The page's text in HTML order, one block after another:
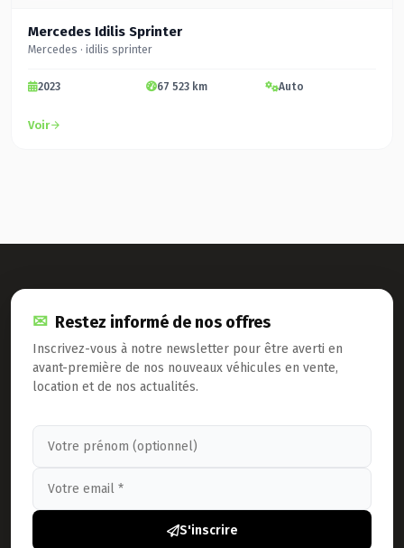
Mercedes Idilis Sprinter
Mercedes · idilis sprinter
2023 67 523 km Auto
Voir
Restez informé de nos offres
Inscrivez-vous à notre newsletter pour être averti en
avant-première de nos nouveaux véhicules en vente,
location et de nos actualités.
S'inscrire